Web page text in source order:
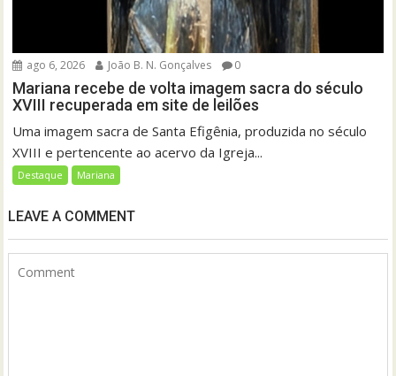
ago 6, 2026 João B. N. Gonçalves 0
Mariana recebe de volta imagem sacra do século
XVIII recuperada em site de leilões
Uma imagem sacra de Santa Efigênia, produzida no século
XVIII e pertencente ao acervo da Igreja...
Destaque Mariana
LEAVE A COMMENT